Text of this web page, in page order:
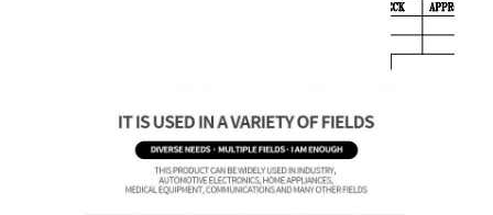
Industriële LCD Monitor
Kleine Tft-scherm